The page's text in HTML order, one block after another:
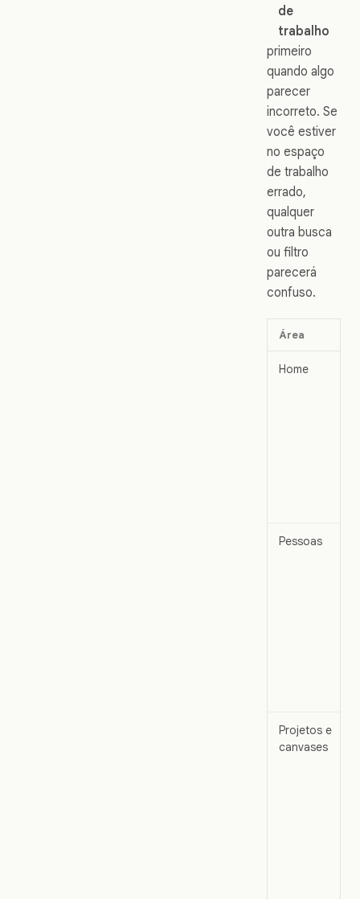
de
trabalho
primeiro
quando algo
parecer
incorreto. Se
você estiver
no espaço
de trabalho
errado,
qualquer
outra busca
ou filtro
parecerá
confuso.
Área
Home
Pessoas
Projetos e
canvases